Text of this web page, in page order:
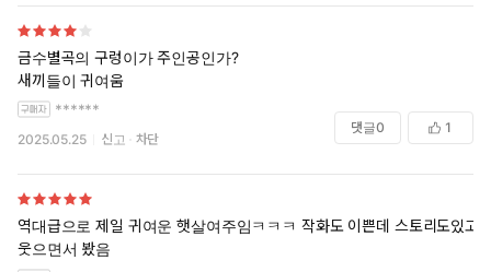
금수별곡의 구렁이가 주인공인가?
새끼들이 귀여움
******
2025.05.25 신고 차단
댓글0 1
역대급으로 제일 귀여운 햇살여주임ㅋㅋㅋ 작화도 이쁜데 스토리도있고
웃으면서 봤음